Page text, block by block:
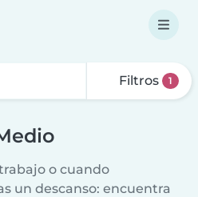
Filtros 1
o cuando
un descanso: encuentra